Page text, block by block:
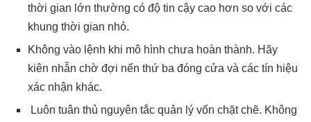
thời gian lớn thường có độ tin cậy cao hơn so với các
khung thời gian nhỏ.
Không vào lệnh khi mô hình chưa hoàn thành. Hãy
kiên nhẫn chờ đợi nến thứ ba đóng cửa và các tín hiệu
xác nhận khác.
Luôn tuân thủ nguyên tắc quản lý vốn chặt chẽ. Không